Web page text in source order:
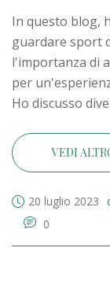
In questo blog,
guardare sport
l'importanza di
per
Ho discusso
toccato le app
eventi sportivi
potenziali rischi
VEDI
20 luglio 2023
0